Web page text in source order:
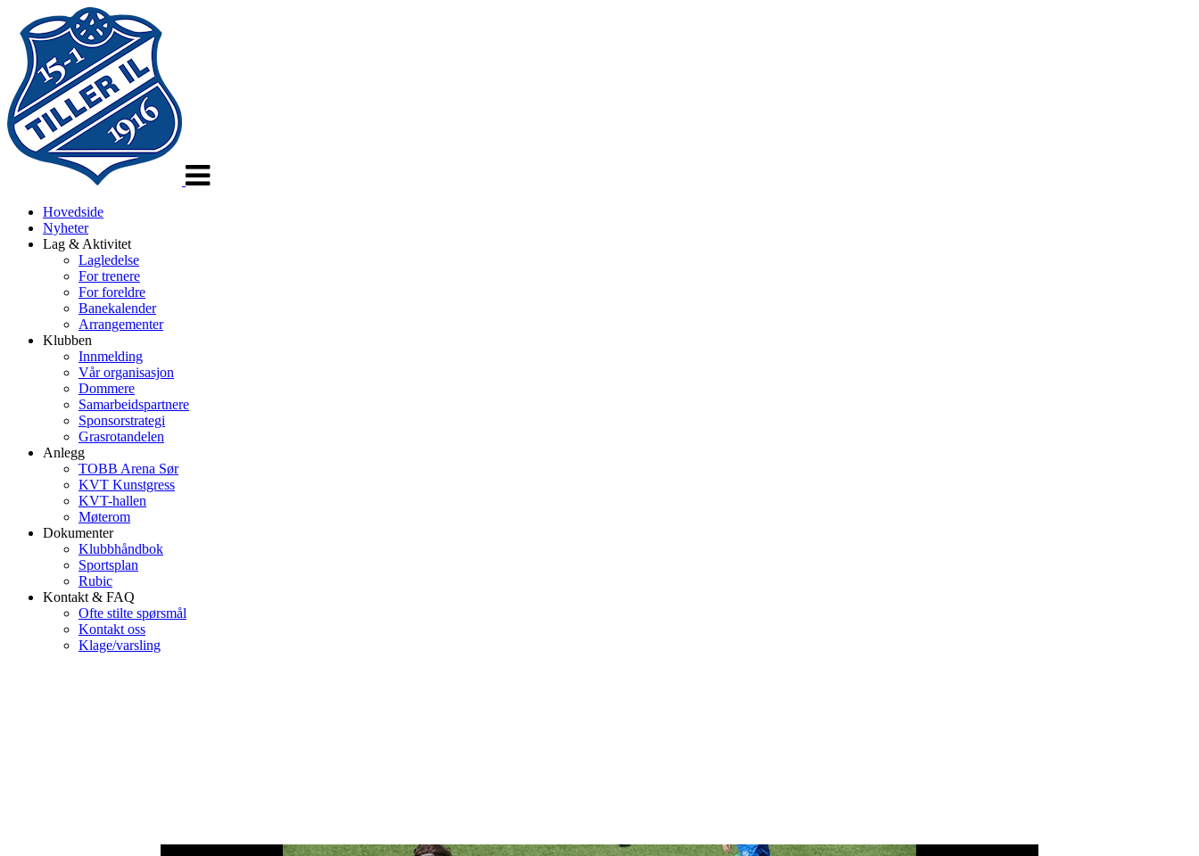
Hovedside
Nyheter
Lag & Aktivitet
Lagledelse
For trenere
For foreldre
Banekalender
Arrangementer
Klubben
Innmelding
Vår organisasjon
Dommere
Samarbeidspartnere
Sponsorstrategi
Grasrotandelen
Anlegg
TOBB Arena Sør
KVT Kunstgress
KVT-hallen
Møterom
Dokumenter
Klubbhåndbok
Sportsplan
Rubic
Kontakt & FAQ
Ofte stilte spørsmål
Kontakt oss
Klage/varsling